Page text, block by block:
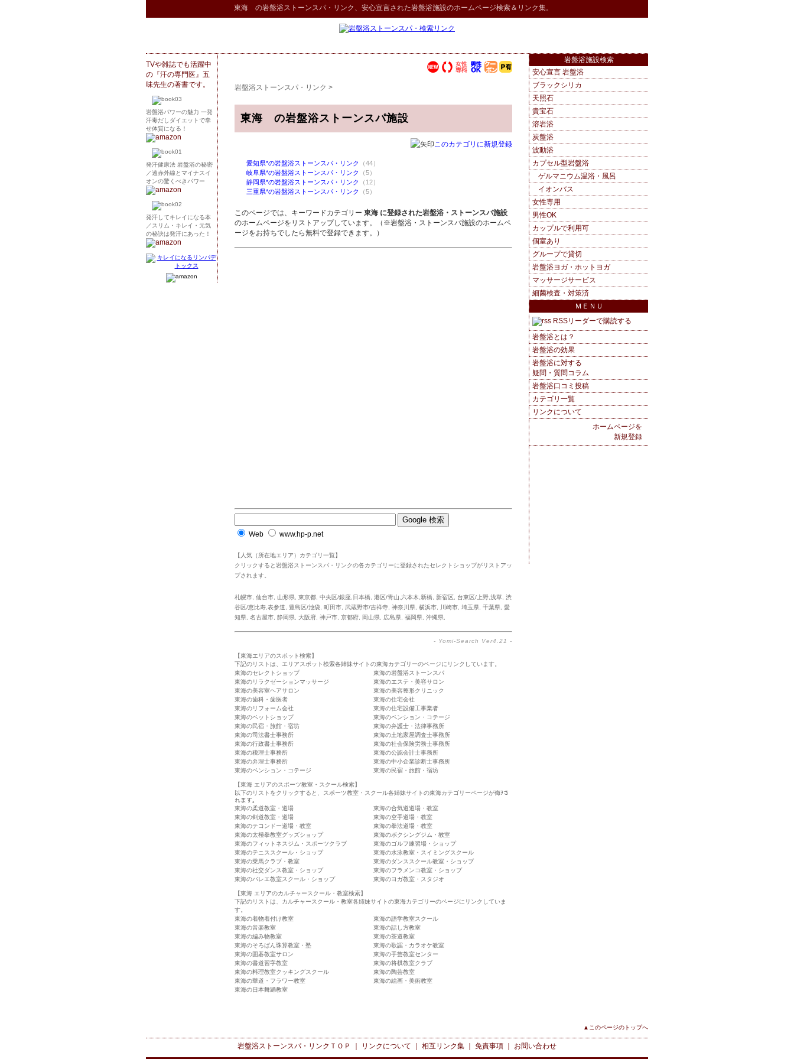
東海 の岩盤浴ストーンスパ ・リンク 、安心宣言された岩盤浴施設のホームページ検索＆リンク集。
岩盤浴ストーンスパ・リンク >
東海 の岩盤浴ストーンスパ施設
このカテゴリに新規登録
愛知県*の岩盤浴ストーンスパ・リンク
（44）
岐阜県*の岩盤浴ストーンスパ・リンク
（5）
静岡県*の岩盤浴ストーンスパ・リンク
（12）
三重県*の岩盤浴ストーンスパ・リンク
（5）
このページでは、キーワードカテゴリー 東海 に登録された岩盤浴・ストーンスパ施設
のホームページをリストアップしています。（※岩盤浴・ストーンスパ施設のホームペ
ージをお持ちでしたら無料で登録できます。）
Web www.hp-p.net
【人気（所在地エリア）カテゴリ一覧】
クリックすると岩盤浴ストーンスパ・リンクの各カテゴリーに登録されたセレクトショップがリストアッ
プされます。
札幌市 仙台市 山形県 東京都 中央区/銀座,日本橋 港区/青山,六本木,新橋 新宿区 台東区/上野,浅草 渋
谷区/恵比寿,表参道
豊島区/池袋 町田市 武蔵野市/吉祥寺 神奈川県 横浜市 川崎市 埼玉県 千葉県 愛
知県 名古屋市 静岡県 大阪府 神戸市 京都府 岡山県 広島県 福岡県 沖縄県
- Yomi-Search Ver4.21 -
【東海エリアのスポット検索】
下記のリストは、エリアスポット検索各姉妹サイトの東海カテゴリーのページにリンクしています。
東海のセレクトショップ
東海の岩盤浴ストーンスパ
東海のリラクゼーションマッサージ
東海のエステ・美容サロン
東海の美容室ヘアサロン
東海の美容整形クリニック
東海の歯科・歯医者
東海の住宅会社
東海のリフォーム会社
東海の住宅設備工事業者
東海のペットショップ
東海のペンション・コテージ
東海の民宿・旅館・宿坊
東海の弁護士・法律事務所
東海の司法書士事務所
東海の土地家屋調査士事務所
東海の行政書士事務所
東海の社会保険労務士事務所
東海の税理士事務所
東海の公認会計士事務所
東海の弁理士事務所
東海の中小企業診断士事務所
東海のペンション・コテージ
東海の民宿・旅館・宿坊
【東海 エリアのスポーツ教室・スクール検索】
以下のリストをクリックすると、スポーツ教室・スクール各姉妹サイトの東海カテゴリーページが侮ｦさ
れます。
東海の柔道教室・道場
東海の合気道道場・教室
東海の剣道教室・道場
東海の空手道場・教室
東海のテコンドー道場・教室
東海の拳法道場・教室
東海の太極拳教室グッズショップ
東海のボクシングジム・教室
東海のフィットネスジム・スポーツクラブ
東海のゴルフ練習場・ショップ
東海のテニススクール・ショップ
東海の水泳教室・スイミングスクール
東海の乗馬クラブ・教室
東海のダンススクール教室・ショップ
東海の社交ダンス教室・ショップ
東海のフラメンコ教室・ショップ
東海のバレエ教室スクール・ショップ
東海のヨガ教室・スタジオ
【東海 エリアのカルチャースクール・教室検索】
下記のリストは、カルチャースクール・教室各姉妹サイトの東海カテゴリーのページにリンクしていま
す。
東海の着物着付け教室
東海の語学教室スクール
東海の音楽教室
東海の話し方教室
東海の編み物教室
東海の茶道教室
東海のそろばん珠算教室・塾
東海の歌謡・カラオケ教室
東海の囲碁教室サロン
東海の手芸教室センター
東海の書道習字教室
東海の将棋教室クラブ
東海の料理教室クッキングスクール
東海の陶芸教室
東海の華道・フラワー教室
東海の絵画・美術教室
東海の日本舞踊教室
TVや雑誌でも活躍中
の『汗の専門医』五
味先生の著書です。
岩盤浴パワーの魅力 一発
汗毒だしダイエットで幸
せ体質になる！
発汗健康法 岩盤浴の秘密
／遠赤外線とマイナスイ
オンの驚くべきパワー
発汗してキレイになる本
／スリム・キレイ・元気
の秘訣は発汗にあった！
岩盤浴施設検索
安心宣言 岩盤浴
ブラックシリカ
天照石
貴宝石
溶岩浴
炭盤浴
波動浴
カプセル型岩盤浴
ゲルマニウム温浴・風呂
イオンバス
女性専用
男性OK
カップルで利用可
個室あり
グループで貸切
岩盤浴ヨガ・ホットヨガ
マッサージサービス
細菌検査・対策済
ＭＥＮＵ
RSSリーダーで購読する
岩盤浴とは？
岩盤浴の効果
岩盤浴に対する
疑問・質問コラム
岩盤浴口コミ投稿
カテゴリ一覧
リンクについて
ホームページを
新規登録
▲このページのトップへ
岩盤浴ストーンスパ・リンク ＴＯＰ ｜ リンクについて 相互リンク集 免責事項 お問い合わせ